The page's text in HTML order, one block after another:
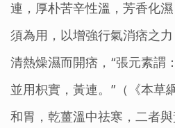
連，厚朴苦辛性溫，芳香化
須為用，以增強行氣消痞之
清熱燥濕而開痞，“張元素謂
並用枳實，黃連。”（《本草
和胃，乾薑溫中祛寒，二者